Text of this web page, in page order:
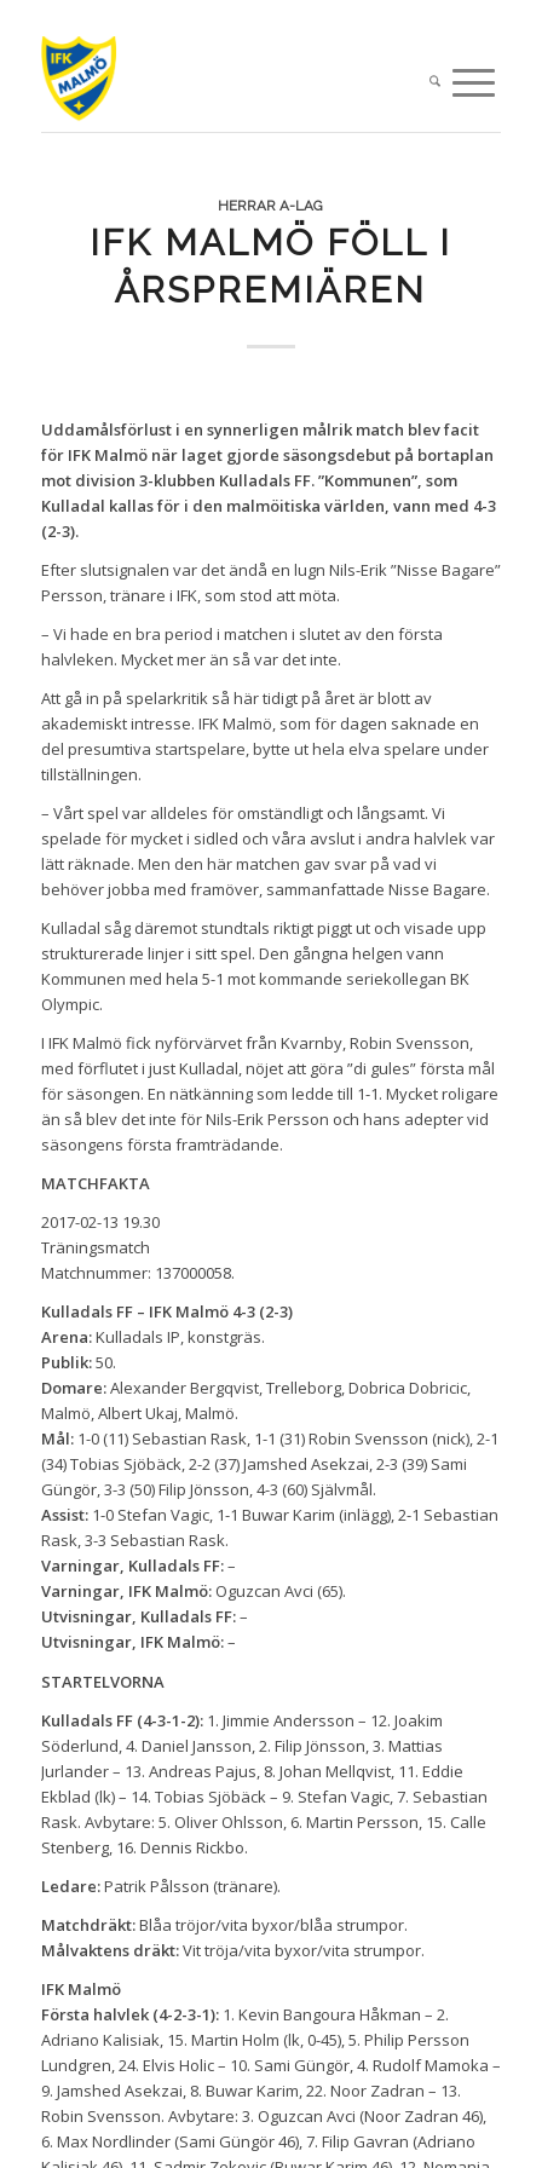
HERRAR A-LAG
IFK MALMÖ FÖLL I
ÅRSPREMIÄREN
Uddamålsförlust i en synnerligen målrik match blev facit
för IFK Malmö när laget gjorde säsongsdebut på bortaplan
mot division 3-klubben Kulladals FF. ”Kommunen”, som
Kulladal kallas för i den malmöitiska världen, vann med 4-3
(2-3).
Efter slutsignalen var det ändå en lugn Nils-Erik ”Nisse Bagare”
Persson, tränare i IFK, som stod att möta.
– Vi hade en bra period i matchen i slutet av den första
halvleken. Mycket mer än så var det inte.
Att gå in på spelarkritik så här tidigt på året är blott av
akademiskt intresse. IFK Malmö, som för dagen saknade en
del presumtiva startspelare, bytte ut hela elva spelare under
tillställningen.
– Vårt spel var alldeles för omständligt och långsamt. Vi
spelade för mycket i sidled och våra avslut i andra halvlek var
lätt räknade. Men den här matchen gav svar på vad vi
behöver jobba med framöver, sammanfattade Nisse Bagare.
Kulladal såg däremot stundtals riktigt piggt ut och visade upp
strukturerade linjer i sitt spel. Den gångna helgen vann
Kommunen med hela 5-1 mot kommande seriekollegan BK
Olympic.
I IFK Malmö fick nyförvärvet från Kvarnby, Robin Svensson,
med förflutet i just Kulladal, nöjet att göra ”di gules” första mål
för säsongen. En nätkänning som ledde till 1-1. Mycket roligare
än så blev det inte för Nils-Erik Persson och hans adepter vid
säsongens första framträdande.
MATCHFAKTA
2017-02-13 19.30
Träningsmatch
Matchnummer: 137000058.
Kulladals FF – IFK Malmö 4-3 (2-3)
Arena:Kulladals IP, konstgräs.
Publik:50.
Domare:Alexander Bergqvist, Trelleborg, Dobrica Dobricic,
Malmö, Albert Ukaj, Malmö.
Mål: 1-0 (11) Sebastian Rask, 1-1 (31) Robin Svensson (nick), 2-1
(34) Tobias Sjöbäck, 2-2 (37) Jamshed Asekzai, 2-3 (39) Sami
Güngör, 3-3 (50) Filip Jönsson, 4-3 (60) Självmål.
Assist:1-0 Stefan Vagic, 1-1 Buwar Karim (inlägg), 2-1 Sebastian
Rask, 3-3 Sebastian Rask.
Varningar, Kulladals FF:–
Varningar, IFK Malmö:Oguzcan Avci (65).
Utvisningar, Kulladals FF:–
Utvisningar, IFK Malmö:–
STARTELVORNA
Kulladals FF (4-3-1-2):1. Jimmie Andersson – 12. Joakim
Söderlund, 4. Daniel Jansson, 2. Filip Jönsson, 3. Mattias
Jurlander – 13. Andreas Pajus, 8. Johan Mellqvist, 11. Eddie
Ekblad (lk) – 14. Tobias Sjöbäck – 9. Stefan Vagic, 7. Sebastian
Rask. Avbytare: 5. Oliver Ohlsson, 6. Martin Persson, 15. Calle
Stenberg, 16. Dennis Rickbo.
Ledare:Patrik Pålsson (tränare).
Matchdräkt:Blåa tröjor/vita byxor/blåa strumpor.
Målvaktens dräkt:Vit tröja/vita byxor/vita strumpor.
IFK Malmö
Första halvlek (4-2-3-1):1. Kevin Bangoura Håkman – 2.
Adriano Kalisiak, 15. Martin Holm (lk, 0-45), 5. Philip Persson
Lundgren, 24. Elvis Holic – 10. Sami Güngör, 4. Rudolf Mamoka –
9. Jamshed Asekzai, 8. Buwar Karim, 22. Noor Zadran – 13.
Robin Svensson. Avbytare: 3. Oguzcan Avci (Noor Zadran 46),
6. Max Nordlinder (Sami Güngör 46), 7. Filip Gavran (Adriano